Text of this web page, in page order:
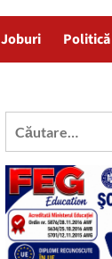
Joburi Politică
Caută